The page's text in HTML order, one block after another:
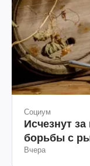
Социум
Исчезнут
борьбы с
Вчера